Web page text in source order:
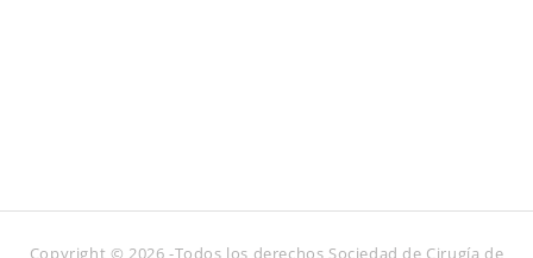
Copyright © 2026 -Todos los derechos Sociedad de Cirugía de